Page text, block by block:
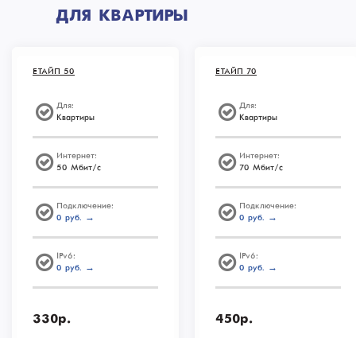
ДЛЯ КВАРТИРЫ
ЕТАЙП 50
Для:
Квартиры
Интернет:
50 Мбит/с
Подключение:
0 руб. →
IPv6:
0 руб. →
330р.
ЕТАЙП 70
Для:
Квартиры
Интернет:
70 Мбит/с
Подключение:
0 руб. →
IPv6:
0 руб. →
450р.